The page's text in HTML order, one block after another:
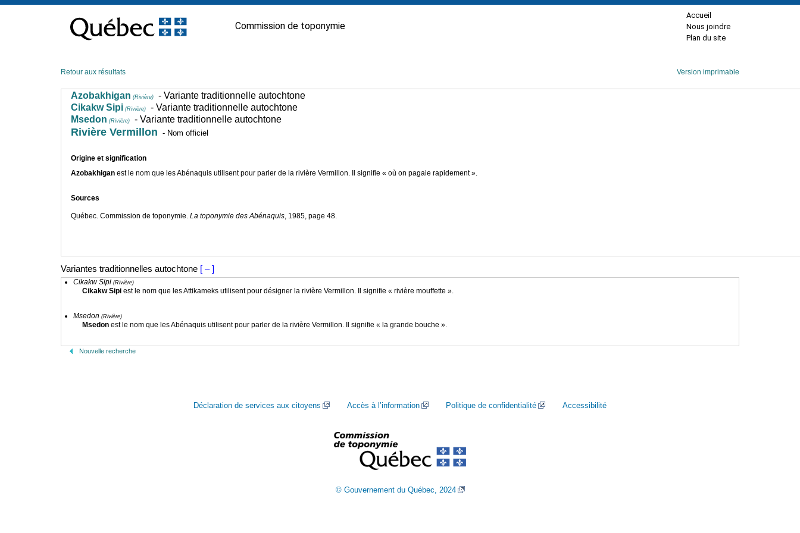
contenu
Commission de toponymie
Accueil
Nous joindre
Plan du site
Retour aux résultats Version imprimable
Azobakhigan (Rivière)
- Variante traditionnelle autochtone
Cikakw Sipi (Rivière)
- Variante traditionnelle autochtone
Msedon (Rivière) - Variante traditionnelle autochtone
Rivière Vermillon - Nom officiel
Origine et signification
Azobakhigan est le nom que les Abénaquis utilisent pour parler de la rivière Vermillon. Il signifie « où on pagaie rapidement ».
Sources
Québec. Commission de toponymie. La toponymie des Abénaquis, 1985, page 48.
Variantes traditionnelles autochtone [ – ]
Cikakw Sipi (Rivière)
Cikakw Sipi est le nom que les Attikameks utilisent pour désigner la rivière Vermillon. Il signifie « rivière mouffette ».
Msedon (Rivière)
Msedon est le nom que les Abénaquis utilisent pour parler de la rivière Vermillon. Il signifie « la grande bouche ».
Nouvelle recherche
Déclaration de services aux citoyens Accès à l’information Politique de confidentialité Accessibilité
© Gouvernement du Québec, 2024